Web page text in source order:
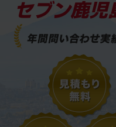
セブン鹿児